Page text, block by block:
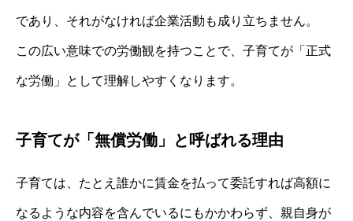
であり、それがなければ企業活動も成り立ちません。
この広い意味での労働観を持つことで、子育てが「正式
な労働」として理解しやすくなります。
子育てが「無償労働」と呼ばれる理由
子育ては、たとえ誰かに賃金を払って委託すれば高額に
なるような内容を含んでいるにもかかわらず、親自身が